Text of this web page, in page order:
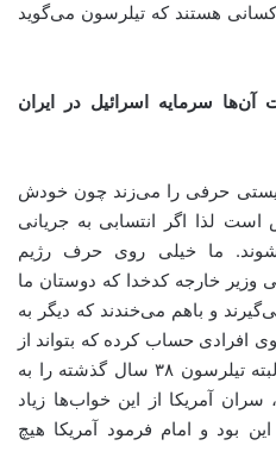
کسانی هستند که تیلرسون می‌گوید
سرمایه اسرائیل در ایران
حرفی را می‌زند چون خودش
لذا اگر انتسابی به جریانی
ما خیلی روی حرف رژیم
خارجه کدخدا که دوستان ما
و باهم می‌خندند که دیگر به
افرادی حساب کرده که بتواند از
طریق آن‌ها نظام را تغییر دهد. البته تیلرسون ۳۸ سال گذشته را به
آمریکا از این خواب‌ها زیاد
بود و امام فرمود آمریکا هیچ